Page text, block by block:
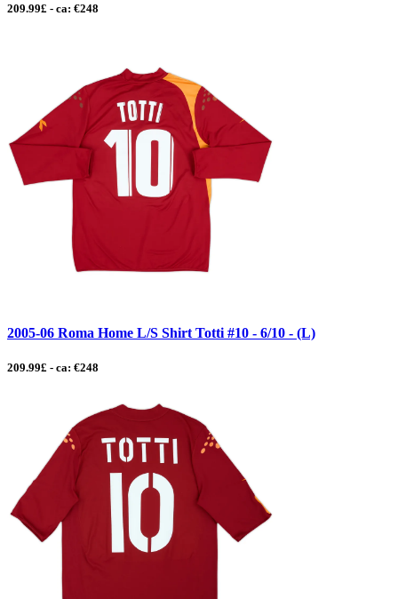
209.99£ - ca: €248
2005-06 Roma Home L/S Shirt Totti #10 - 6/10 - (L)
209.99£ - ca: €248